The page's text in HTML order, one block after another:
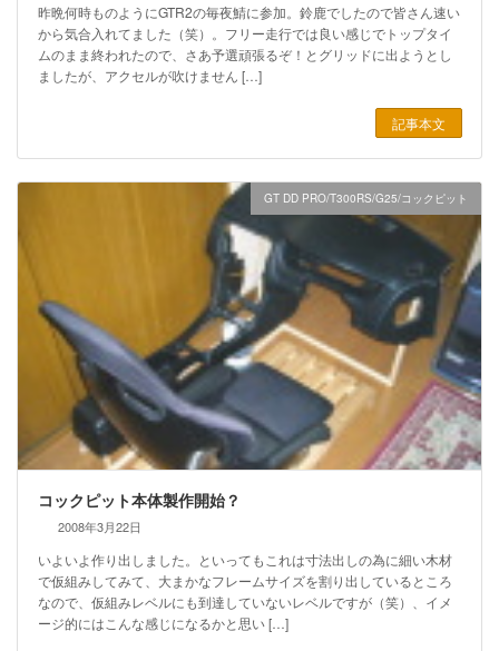
昨晩何時ものようにGTR2の毎夜鯖に参加。鈴鹿でしたので皆さん速い
から気合入れてました（笑）。フリー走行では良い感じでトップタイ
ムのまま終われたので、さあ予選頑張るぞ！とグリッドに出ようとし
ましたが、アクセルが吹けません […]
記事本文
GT DD PRO/T300RS/G25/コックピット
コックピット本体製作開始？
2008年3月22日
いよいよ作り出しました。といってもこれは寸法出しの為に細い木材
で仮組みしてみて、大まかなフレームサイズを割り出しているところ
なので、仮組みレベルにも到達していないレベルですが（笑）、イメ
ージ的にはこんな感じになるかと思い […]